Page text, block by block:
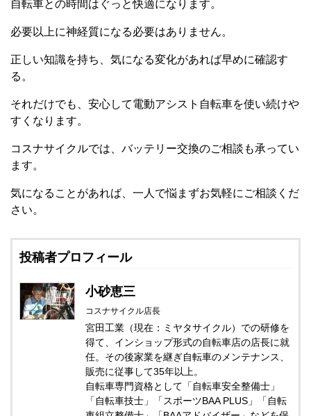
自転車との時間はぐっと快適になります。
必要以上に神経質になる必要はありません。
正しい知識を持ち、気になる変化があれば早めに確認す
る。
それだけでも、安心して電動アシスト自転車を使い続けや
すくなります。
コスナサイクルでは、バッテリー交換のご相談も承ってい
ます。
気になることがあれば、一人で悩まずお気軽にご相談くだ
さい。
投稿者プロフィール
小砂恵三
コスナサイクル店長
宮田工業（現在：ミヤタサイクル）での研修を
得て、インショップ形式の自転車店の店長に就
任。その後家業を継ぎ自転車のメンテナンス、
販売に従事して35年以上。
自転車専門資格として「自転車安全整備士」
「自転車技士」「スポーツBAA PLUS」「自転